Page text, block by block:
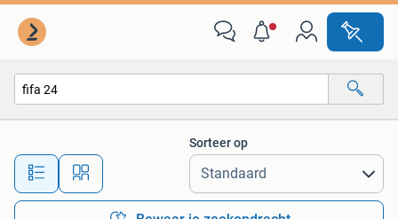
Alle afstanden…
Sorteer op